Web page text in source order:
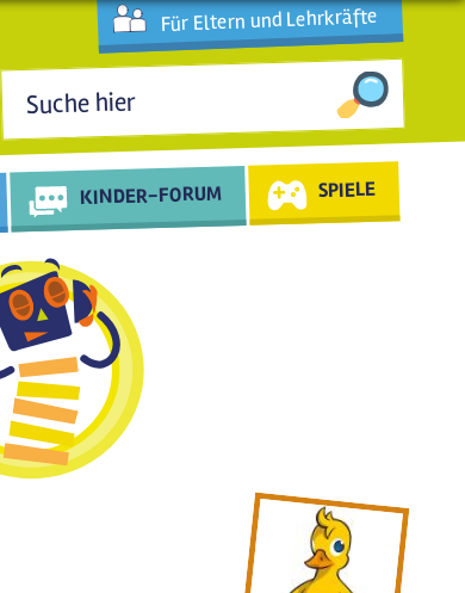
Für Eltern und Lehrkräfte
Suchformular
KINDER-FORUM SPIELE